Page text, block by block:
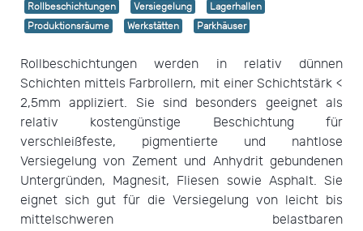
Rollbeschichtungen Versiegelung
Lagerhallen
Produktionsräume
Werkstätten Parkhäuser
Rollbeschichtungen werden in relativ dünnen
Schichten mittels Farbrollern, mit einer Schichtstärk <
2,5mm appliziert. Sie sind besonders geeignet als
relativ kostengünstige Beschichtung für
verschleißfeste, pigmentierte und nahtlose
Versiegelung von Zement und Anhydrit gebundenen
Untergründen, Magnesit, Fliesen sowie Asphalt. Sie
eignet sich gut für die Versiegelung von leicht bis
mittelschweren belastbaren